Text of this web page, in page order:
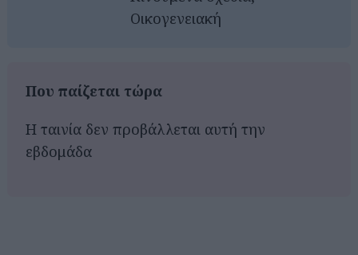
Οικογενειακή
Που παίζεται τώρα
Η ταινία δεν προβάλλεται αυτή την
εβδομάδα